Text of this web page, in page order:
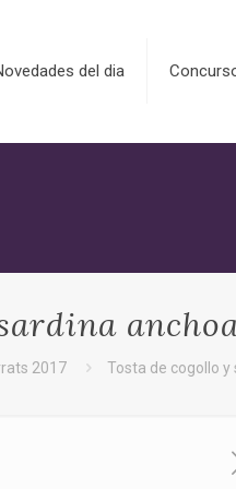
del dia
2017 Tosta de cogollo